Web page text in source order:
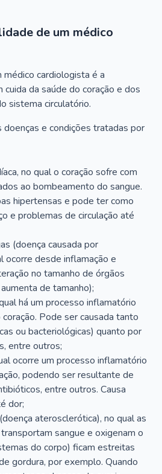
de um médico
cardiologista é a
cuida da saúde do coração e dos
sistema circulatório.
doenças e condições tratadas por
no qual o coração sofre com
ao bombeamento do sangue.
hipertensas e pode ter como
e problemas de circulação até
(doença causada por
ocorre desde inflamação e
no tamanho de órgãos
de tamanho);
há um processo inflamatório
Pode ser causada tanto
ou bacteriológicas) quanto por
entre outros;
ocorre um processo inflamatório
podendo ser resultante de
entre outros. Causa
dor;
aterosclerótica), no qual as
sangue e oxigenam o
do corpo) ficam estreitas
gordura, por exemplo. Quando